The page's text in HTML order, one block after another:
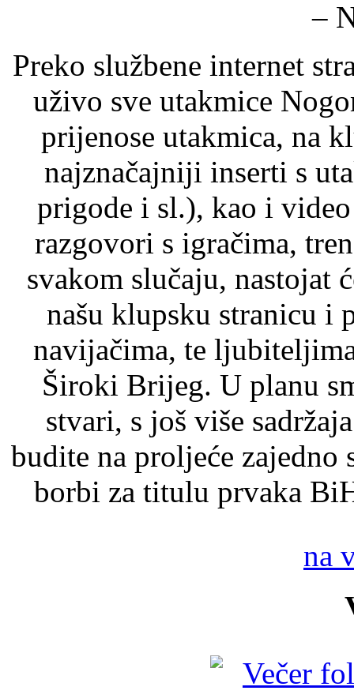
–
Preko službene internet
uživo sve utakmice
prijenose utakmica, na
najznačajniji inserti s
prigode i sl.), kao i
razgovori s igračima,
svakom slučaju, nastojat
našu klupsku stranicu i
navijačima, te
Široki Brijeg. U planu
stvari, s još više
budite na proljeće zajedno
borbi za titulu prvaka
na